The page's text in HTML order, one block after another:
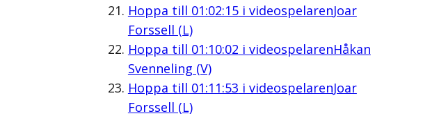
Hoppa till 01:02:15i videospelarenJoar
Forssell (L)
Hoppa till 01:10:02 i videospelarenHåkan
Svenneling (V)
Hoppa till 01:11:53 i videospelarenJoar
Forssell (L)